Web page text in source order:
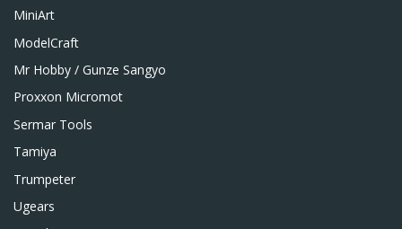
MiniArt
ModelCraft
Mr Hobby / Gunze Sangyo
Proxxon Micromot
Sermar Tools
Tamiya
Trumpeter
Ugears